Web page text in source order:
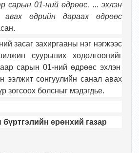
сарын 01-ний өдрөөс, ...эхлэн
авах өдрийн дараах өдрөөс
засаг захиргааны нэг нэгжээс
суурьших хөдөлгөөнийг
сарын 01-ний өдрөөс эхлэн
сонгуулийн санал авах
зогсоох болсныг мэдэгдье.
ерөнхий газар